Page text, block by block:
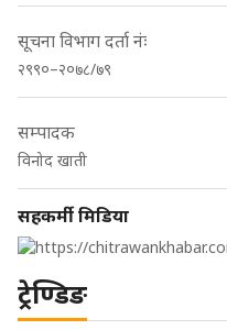
सूचना विभाग दर्ता नंः
२९९०–२०७८/७९
सम्पादक
विनोद खाती
सहकर्मी मिडिया
ट्रेण्डिङ